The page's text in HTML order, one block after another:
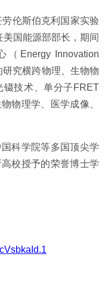
伦斯伯克利国家实验
国能源部部长，期间
Energy Innovation
究横跨物理、生物物
镊技术、单分子FRET
物理学、医学成像、
科学院等多国顶尖学
校授予的荣誉博士学